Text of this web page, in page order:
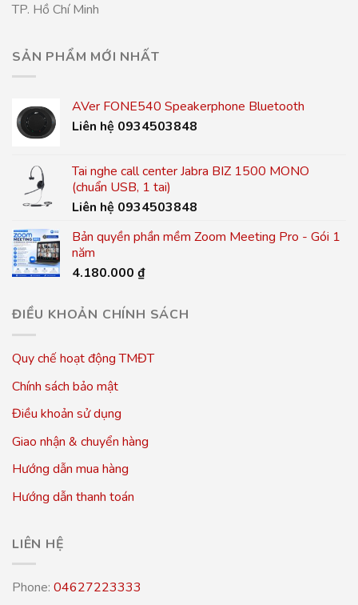
TP. Hồ Chí Minh
SẢN PHẨM MỚI NHẤT
AVer FONE540 Speakerphone Bluetooth
Liên hệ 0934503848
Tai nghe call center Jabra BIZ 1500 MONO
(chuẩn USB, 1 tai)
Liên hệ 0934503848
Bản quyền phần mềm Zoom Meeting Pro - Gói 1
năm
4.180.000 ₫
ĐIỀU KHOẢN CHÍNH SÁCH
Quy chế hoạt động TMĐT
Chính sách bảo mật
Điều khoản sử dụng
Giao nhận & chuyển hàng
Hướng dẫn mua hàng
Hướng dẫn thanh toán
LIÊN HỆ
Phone: 04627223333